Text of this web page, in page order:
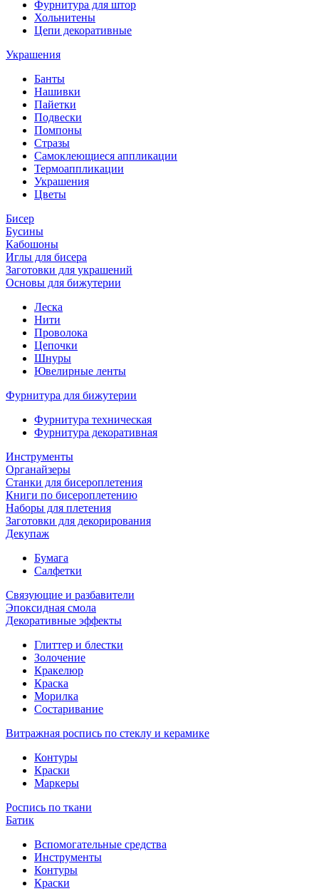
Фурнитура для штор
Хольнитены
Цепи декоративные
Украшения
Банты
Нашивки
Пайетки
Подвески
Помпоны
Стразы
Самоклеющиеся аппликации
Термоаппликации
Украшения
Цветы
Бисер
Бусины
Кабошоны
Иглы для бисера
Заготовки для украшений
Основы для бижутерии
Леска
Нити
Проволока
Цепочки
Шнуры
Ювелирные ленты
Фурнитура для бижутерии
Фурнитура техническая
Фурнитура декоративная
Инструменты
Органайзеры
Станки для бисероплетения
Книги по бисероплетению
Наборы для плетения
Заготовки для декорирования
Декупаж
Бумага
Салфетки
Связующие и разбавители
Эпоксидная смола
Декоративные эффекты
Глиттер и блестки
Золочение
Кракелюр
Краска
Морилка
Состаривание
Витражная роспись по стеклу и керамике
Контуры
Краски
Маркеры
Роспись по ткани
Батик
Вспомогательные средства
Инструменты
Контуры
Краски